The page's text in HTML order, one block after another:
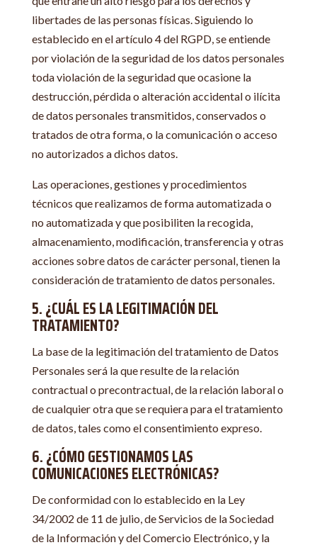
libertades de las personas físicas. Siguiendo lo
establecido en el artículo 4 del RGPD, se entiende
por violación de la seguridad de los datos personales
toda violación de la seguridad que ocasione la
destrucción, pérdida o alteración accidental o ilícita
de datos personales transmitidos, conservados o
tratados de otra forma, o la comunicación o acceso
no autorizados a dichos datos.
Las operaciones, gestiones y procedimientos
técnicos que realizamos de forma automatizada o
no automatizada y que posibiliten la recogida,
almacenamiento, modificación, transferencia y otras
acciones sobre datos de carácter personal, tienen la
consideración de tratamiento de datos personales.
5. ¿CUÁL ES LA LEGITIMACIÓN DEL
TRATAMIENTO?
La base de la legitimación del tratamiento de Datos
Personales será la que resulte de la relación
contractual o precontractual, de la relación laboral o
de cualquier otra que se requiera para el tratamiento
de datos, tales como el consentimiento expreso.
6. ¿CÓMO GESTIONAMOS LAS
COMUNICACIONES ELECTRÓNICAS?
De conformidad con lo establecido en la Ley
34/2002 de 11 de julio, de Servicios de la Sociedad
de la Información y del Comercio Electrónico, y la